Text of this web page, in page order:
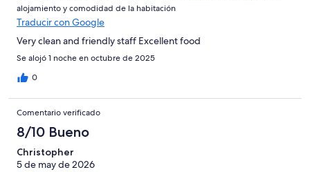
alojamiento y comodidad de la habitación
Traducir con Google
Very clean and friendly staff Excellent food
Se alojó 1 noche en octubre de 2025
0
Comentario verificado
8/10 Bueno
Christopher
5 de may de 2026